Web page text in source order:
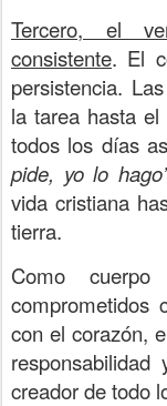
Tercero, el
consistente. El
persistencia.
la tarea hasta
todos los días
pide, yo lo
vida cristiana
tierra.
Como
comprometidos
con el corazón,
creador de todo